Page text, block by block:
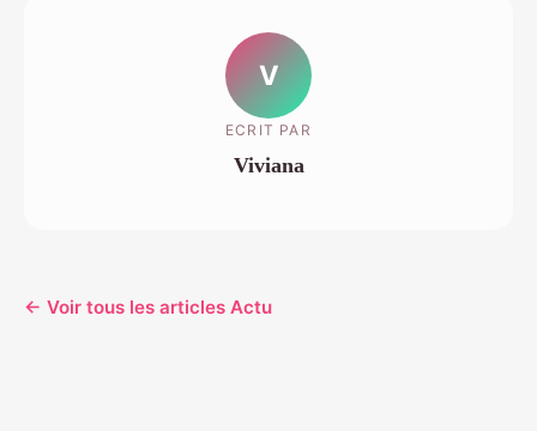
V
ECRIT PAR
Viviana
← Voir tous les articles Actu